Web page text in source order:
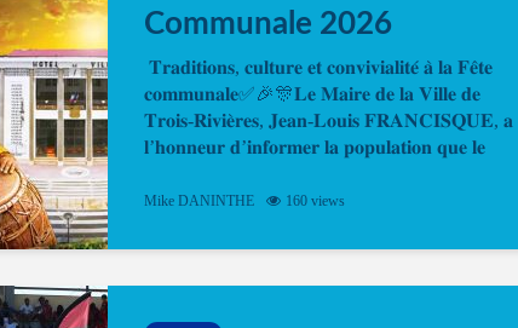
Communale 2026
𝐓𝐫𝐚𝐝𝐢𝐭𝐢𝐨𝐧𝐬, 𝐜𝐮𝐥𝐭𝐮𝐫𝐞 𝐞𝐭 𝐜𝐨𝐧𝐯𝐢𝐯𝐢𝐚𝐥𝐢𝐭𝐞́ 𝐚̀ 𝐥𝐚 𝐅𝐞̂𝐭𝐞
𝐜𝐨𝐦𝐦𝐮𝐧𝐚𝐥𝐞✅🎉🎊𝐋𝐞 𝐌𝐚𝐢𝐫𝐞 𝐝𝐞 𝐥𝐚 𝐕𝐢𝐥𝐥𝐞 𝐝𝐞
𝐓𝐫𝐨𝐢𝐬-𝐑𝐢𝐯𝐢𝐞̀𝐫𝐞𝐬, 𝐉𝐞𝐚𝐧-𝐋𝐨𝐮𝐢𝐬 𝐅𝐑𝐀𝐍𝐂𝐈𝐒𝐐𝐔𝐄, 𝐚
𝐥’𝐡𝐨𝐧𝐧𝐞𝐮𝐫 𝐝’𝐢𝐧𝐟𝐨𝐫𝐦𝐞𝐫 𝐥𝐚 𝐩𝐨𝐩𝐮𝐥𝐚𝐭𝐢𝐨𝐧 𝐪𝐮𝐞 𝐥𝐞
Mike DANINTHE 160 views